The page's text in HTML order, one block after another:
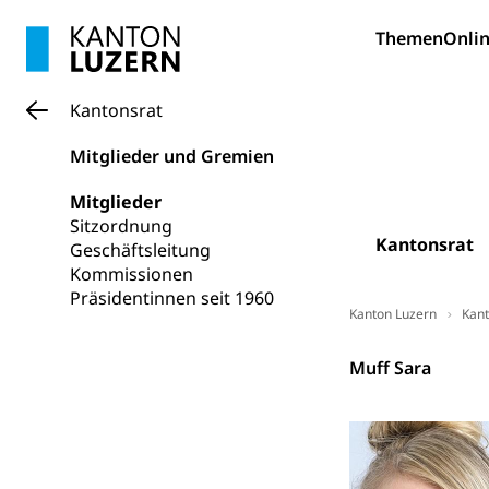
Themen
Kantonsrat
Kantonsrat
Mitglieder und Gremien
Mitglieder
Sitzordnung
Geschäftsleitung
Kommissionen
Präsidentinnen seit 1960
Kanton Luzern
Kantonsrat
Muff Sara
Tierschutz
Todesfall
Armee
Kantonaler
Polizei